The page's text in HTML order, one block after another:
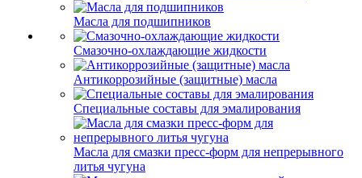
Масла для подшипников
Смазочно-охлаждающие жидкости
Антикоррозийные (защитные) масла
Специальные составы для эмалирования
Масла для смазки пресс-форм для непрерывного
литья чугуна